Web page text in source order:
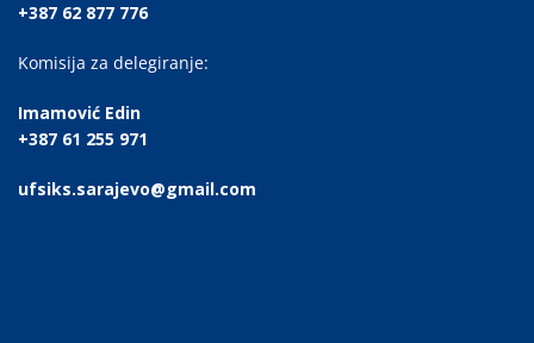
+387 62 877 776
Komisija za delegiranje:
Imamović Edin
+387 61 255 971
ufsiks.sarajevo@gmail.com